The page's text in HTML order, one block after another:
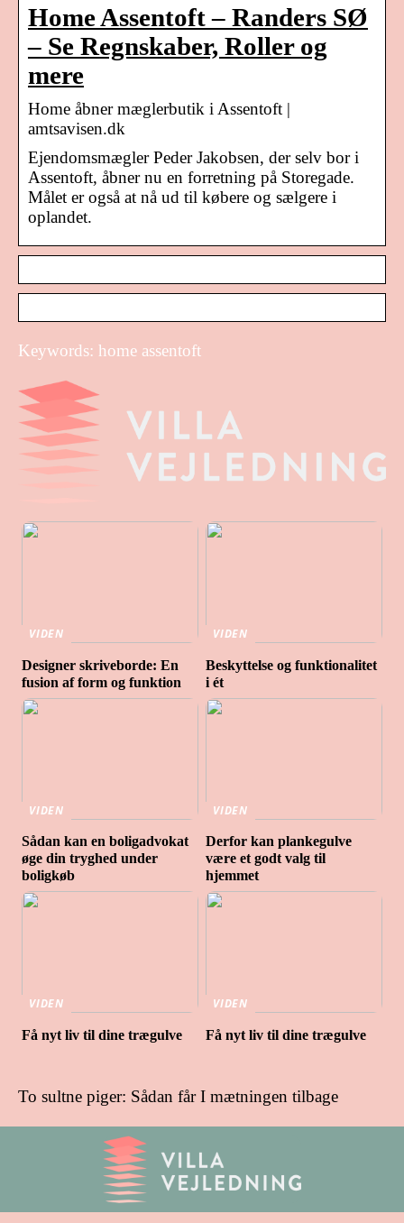
Home Assentoft – Randers SØ
– Se Regnskaber, Roller og
mere
Home åbner mæglerbutik i Assentoft |
amtsavisen.dk
Ejendomsmægler Peder Jakobsen, der selv bor i
Assentoft, åbner nu en forretning på Storegade.
Målet er også at nå ud til købere og sælgere i
oplandet.
Keywords: home assentoft
VIDEN
Designer skriveborde: En
fusion af form og funktion
VIDEN
Beskyttelse og funktionalitet
i ét
VIDEN
Sådan kan en boligadvokat
øge din tryghed under
boligkøb
VIDEN
Derfor kan plankegulve
være et godt valg til
hjemmet
VIDEN
Få nyt liv til dine trægulve
VIDEN
Få nyt liv til dine trægulve
To sultne piger: Sådan får I mætningen tilbage